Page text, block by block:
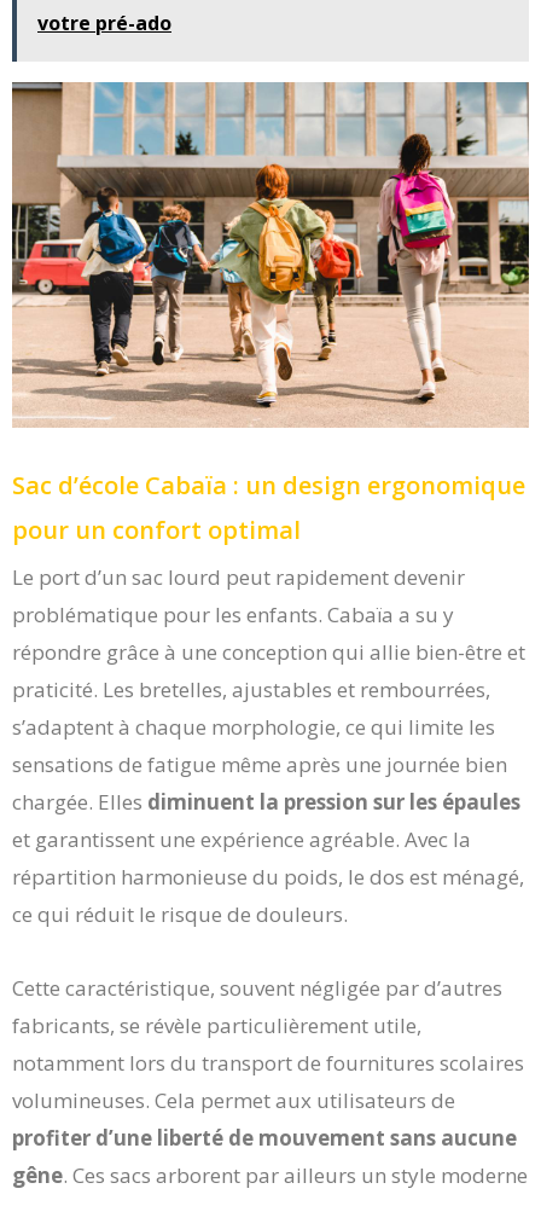
votre pré-ado
Sac d’école Cabaïa : un design ergonomique
pour un confort optimal
Le port d’un sac lourd peut rapidement devenir
problématique pour les enfants. Cabaïa a su y
répondre grâce à une conception qui allie bien-être et
praticité. Les bretelles, ajustables et rembourrées,
s’adaptent à chaque morphologie, ce qui limite les
sensations de fatigue même après une journée bien
chargée. Elles diminuent la pression sur les épaules
et garantissent une expérience agréable. Avec la
répartition harmonieuse du poids, le dos est ménagé,
ce qui réduit le risque de douleurs.
Cette caractéristique, souvent négligée par d’autres
fabricants, se révèle particulièrement utile,
notamment lors du transport de fournitures scolaires
volumineuses. Cela permet aux utilisateurs de
profiter d’une liberté de mouvement sans aucune
gêne. Ces sacs arborent par ailleurs un style moderne